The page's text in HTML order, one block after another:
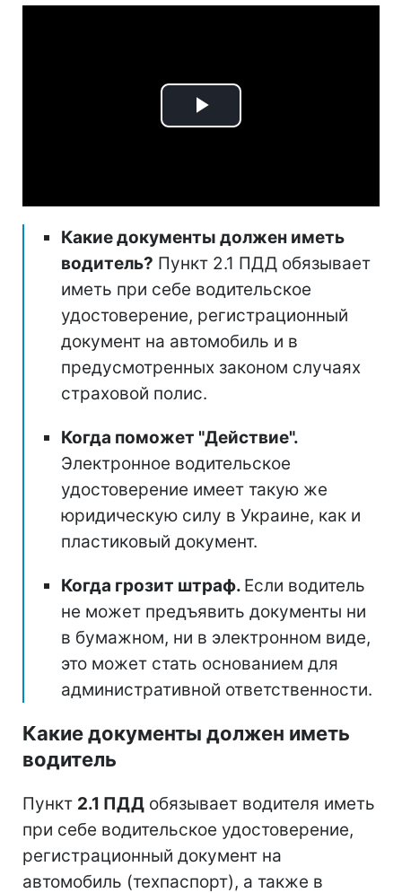
Play
Какие документы должен иметь
водитель? Пункт 2.1 ПДД обязывает
иметь при себе водительское
удостоверение, регистрационный
документ на автомобиль и в
предусмотренных законом случаях
страховой полис.
Когда поможет "Действие".
Электронное водительское
удостоверение имеет такую же
юридическую силу в Украине, как и
пластиковый документ.
Когда грозит штраф. Если водитель
не может предъявить документы ни
в бумажном, ни в электронном виде,
это может стать основанием для
административной ответственности.
Какие документы должен иметь
водитель
Пункт 2.1 ПДД обязывает водителя иметь
при себе водительское удостоверение,
регистрационный документ на
автомобиль (техпаспорт), а также в